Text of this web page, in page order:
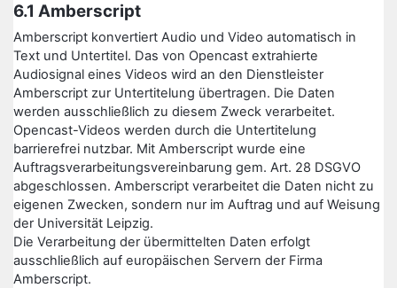
6.1 Amberscript
Amberscript konvertiert Audio und Video automatisch in
Text und Untertitel. Das von Opencast extrahierte
Audiosignal eines Videos wird an den Dienstleister
Amberscript zur Untertitelung übertragen. Die Daten
werden ausschließlich zu diesem Zweck verarbeitet.
Opencast-Videos werden durch die Untertitelung
barrierefrei nutzbar. Mit Amberscript wurde eine
Auftragsverarbeitungsvereinbarung gem. Art. 28 DSGVO
abgeschlossen. Amberscript verarbeitet die Daten nicht zu
eigenen Zwecken, sondern nur im Auftrag und auf Weisung
der Universität Leipzig.
Die Verarbeitung der übermittelten Daten erfolgt
ausschließlich auf europäischen Servern der Firma
Amberscript.